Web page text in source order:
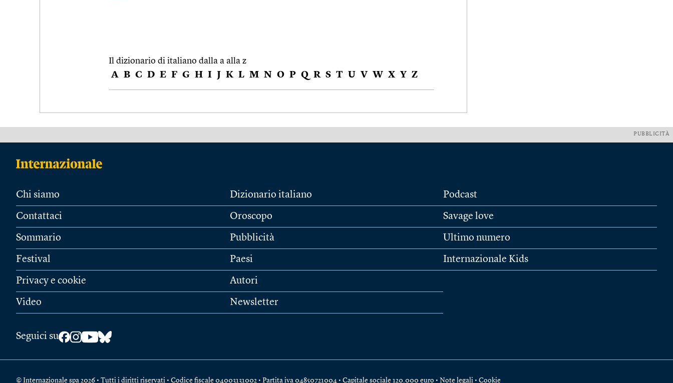
Il dizionario di italiano dalla a alla z
A B C D E F G H I J K L M N O P Q R S T U V W X Y Z
PUBBLICITÀ
Chi siamo
Contattaci
Sommario
Festival
Privacy e cookie
Video
Dizionario italiano
Oroscopo
Pubblicità
Paesi
Autori
Newsletter
Podcast
Savage love
Ultimo numero
Internazionale Kids
Seguici su
© Internazionale spa 2026 • Tutti i diritti riservati • Codice fiscale 04003131002 • Partita iva 04850721004 • Capitale sociale 120.000 euro • Note legali • Cookie